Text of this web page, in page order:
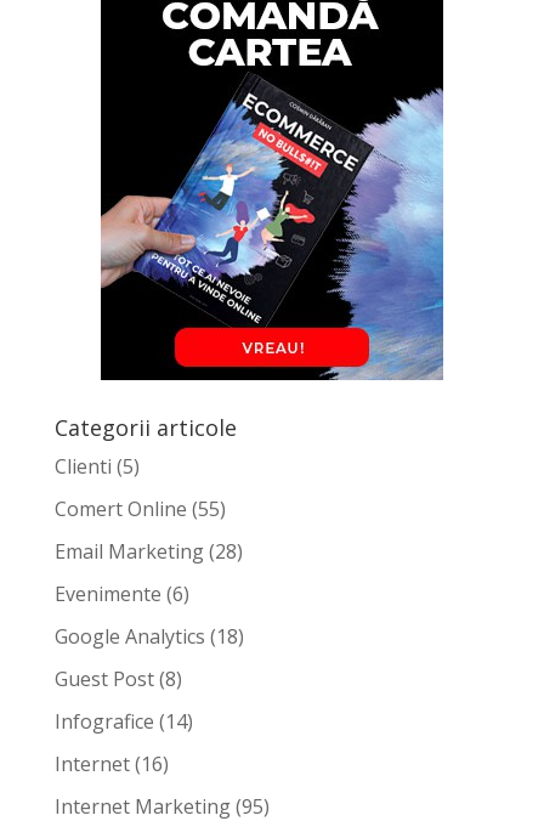
Categorii articole
Clienti (5)
Comert Online (55)
Email Marketing(28)
Evenimente (6)
Google Analytics (18)
Guest Post(8)
Infografice (14)
Internet(16)
Internet Marketing(95)